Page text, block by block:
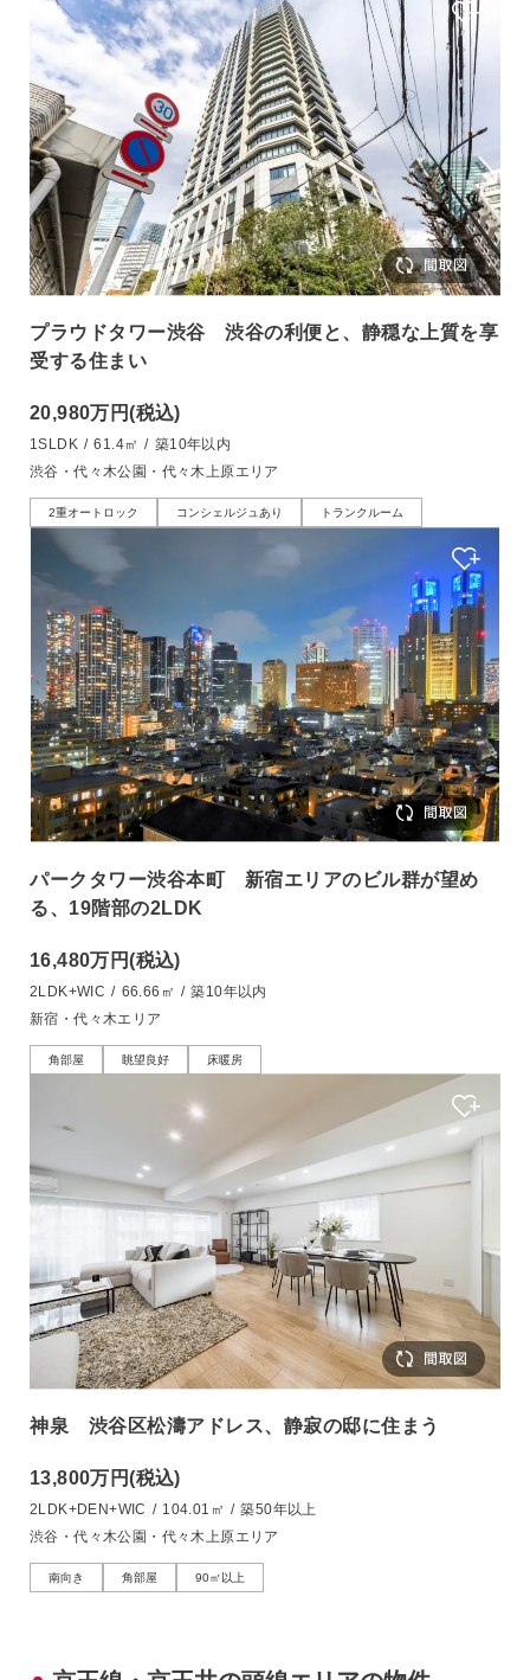
プラウドタワー渋谷 渋谷の利便と、静穏な上質を享
受する住まい
20,980万円(税込)
1SLDK / 61.4㎡ / 築10年以内
渋谷・代々木公園・代々木上原エリア
2重オートロック コンシェルジュあり トランクルーム
パークタワー渋谷本町 新宿エリアのビル群が望め
る、19階部の2LDK
16,480万円(税込)
2LDK+WIC / 66.66㎡ / 築10年以内
新宿・代々木エリア
角部屋 眺望良好 床暖房
神泉 渋谷区松濤アドレス、静寂の邸に住まう
13,800万円(税込)
2LDK+DEN+WIC / 104.01㎡ / 築50年以上
渋谷・代々木公園・代々木上原エリア
南向き 角部屋 90㎡以上